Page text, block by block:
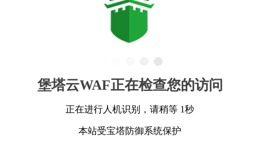
堡塔云WAF正在检查您的访问
正在进行人机识别，请稍等 1秒
本站受宝塔防御系统保护